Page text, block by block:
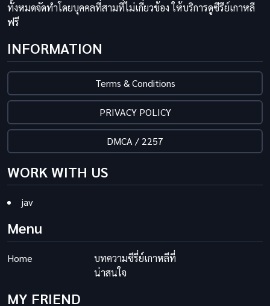
ทั้งหมดจัดทำโดยบุคคลที่สามที่ไม่เกี่ยวข้อง ให้บริการดูซีรีย์เกาหลี
ฟรี
INFORMATION
Terms & Conditions
PRIVACY POLICY
DMCA / 2257
WORK WITH US
jav
Menu
Home
บทความซีรี่ย์เกาหลีที่
น่าสนใจ
MY FRIEND